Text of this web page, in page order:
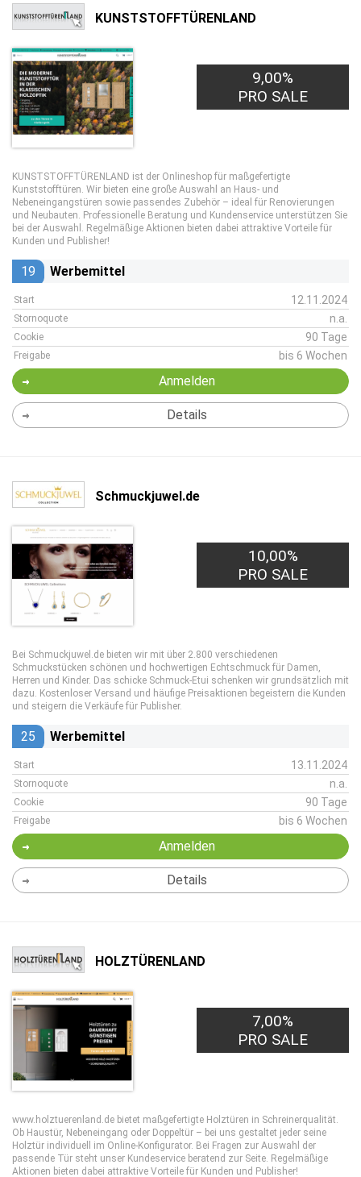
KUNSTSTOFFTÜRENLAND
9,00%
PRO SALE
KUNSTSTOFFTÜRENLAND ist der Onlineshop für maßgefertigte
Kunststofftüren. Wir bieten eine große Auswahl an Haus- und
Nebeneingangstüren sowie passendes Zubehör – ideal für Renovierungen
und Neubauten. Professionelle Beratung und Kundenservice unterstützen Sie
bei der Auswahl. Regelmäßige Aktionen bieten dabei attraktive Vorteile für
Kunden und Publisher!
19 Werbemittel
Start 12.11.2024
Stornoquote n.a.
Cookie 90 Tage
Freigabe bis 6 Wochen
Anmelden
Details
Schmuckjuwel.de
10,00%
PRO SALE
Bei Schmuckjuwel.de bieten wir mit über 2.800 verschiedenen
Schmuckstücken schönen und hochwertigen Echtschmuck für Damen,
Herren und Kinder. Das schicke Schmuck-Etui schenken wir grundsätzlich mit
dazu. Kostenloser Versand und häufige Preisaktionen begeistern die Kunden
und steigern die Verkäufe für Publisher.
25 Werbemittel
Start 13.11.2024
Stornoquote n.a.
Cookie 90 Tage
Freigabe bis 6 Wochen
Anmelden
Details
HOLZTÜRENLAND
7,00%
PRO SALE
www.holztuerenland.de bietet maßgefertigte Holztüren in Schreinerqualität.
Ob Haustür, Nebeneingang oder Doppeltür – bei uns gestaltet jeder seine
Holztür individuell im Online-Konfigurator. Bei Fragen zur Auswahl der
passende Tür steht unser Kundeservice beratend zur Seite. Regelmäßige
Aktionen bieten dabei attraktive Vorteile für Kunden und Publisher!